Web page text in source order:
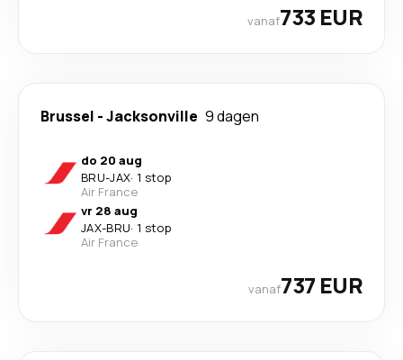
vanaf733 EUR
Brussel -Jacksonville 9 dagen
do 20 aug
BRU-JAX· 1 stop
Air France
vr 28 aug
JAX-BRU· 1 stop
Air France
vanaf737 EUR